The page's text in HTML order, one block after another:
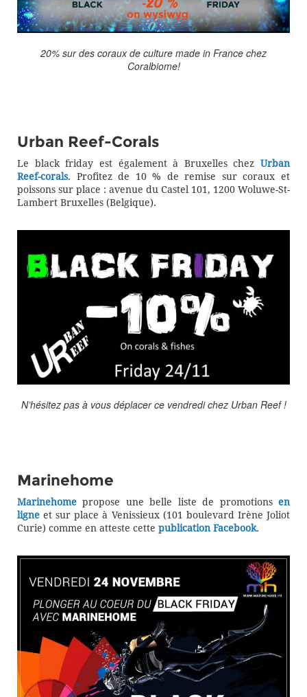
20% sur des coraux de culture made in France chez
Coralbiome!
Urban Reef-Corals
Le black friday est également à Bruxelles chez Urban
Reef-corals. Profitez de 10 % de remise sur coraux et
poissons sur place : avenue du Castel 101, 1200 Woluwe-St-
Lambert Bruxelles (Belgique).
N’hésitez pas à vous déplacer ce vendredi chez Urban Reef !
Marinehome
Marinehome propose une belle liste de promotions en
ligne et sur place à Venissieux (101 boulevard Irène Joliot
Curie) comme en atteste cette publication Facebook.